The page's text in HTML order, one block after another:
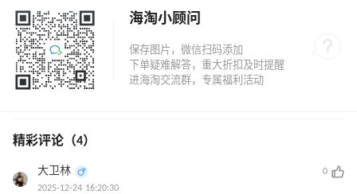
海淘小顾问
精彩评论（4）
大卫林
0
2025-12-24 16:20:30